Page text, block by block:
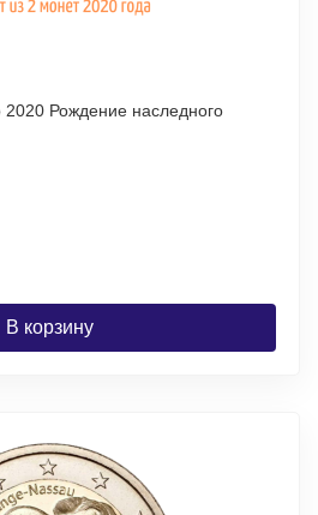
Рождение наследного
В корзину